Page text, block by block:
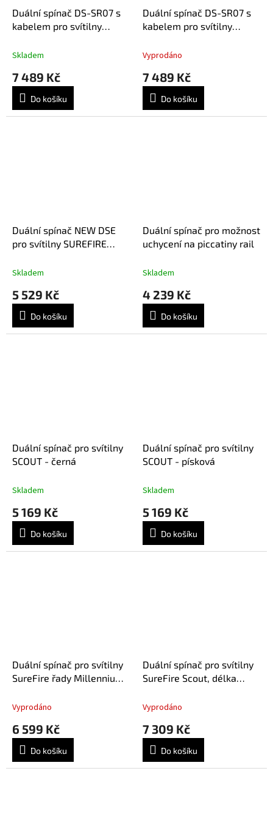
Duální spínač DS-SR07 s
kabelem pro svítilny
Skladem
7 489 Kč
Do košíku
Duální spínač DS-SR07 s
kabelem pro svítilny
Vyprodáno
7 489 Kč
Do košíku
Duální spínač NEW DSE
pro svítilny SUREFIRE
písková
Skladem
5 529 Kč
Do košíku
Duální spínač pro možnost
uchycení na piccatiny rail
Skladem
4 239 Kč
Do košíku
Duální spínač pro svítilny
SCOUT - černá
Skladem
5 169 Kč
Do košíku
Duální spínač pro svítilny
SCOUT - písková
Skladem
5 169 Kč
Do košíku
Duální spínač pro svítilny
SureFire řady Millennium
Universal
Vyprodáno
6 599 Kč
Do košíku
Duální spínač pro svítilny
SureFire Scout, délka
Vyprodáno
7 309 Kč
Do košíku